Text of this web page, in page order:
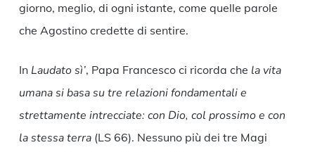
giorno, meglio, di ogni istante, come quelle parole
che Agostino credette di sentire.
In Laudato sì’, Papa Francesco ci ricorda che la vita
umana si basa su tre relazioni fondamentali e
strettamente intrecciate: con Dio, col prossimo e con
la stessa terra(LS 66). Nessuno più dei tre Magi